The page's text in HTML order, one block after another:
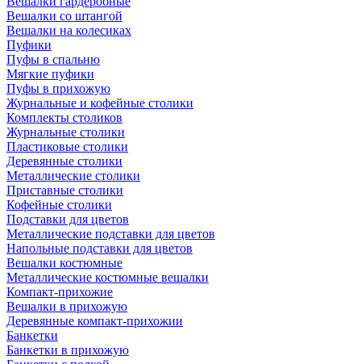
Вешалки со штангой
Вешалки на колесиках
Пуфики
Пуфы в спальню
Мягкие пуфики
Пуфы в прихожую
Журнальные и кофейные столики
Комплекты столиков
Журнальные столики
Пластиковые столики
Деревянные столики
Металлические столики
Приставные столики
Кофейные столики
Подставки для цветов
Металлические подставки для цветов
Напольные подставки для цветов
Вешалки костюмные
Металлические костюмные вешалки
Компакт-прихожие
Вешалки в прихожую
Деревянные компакт-прихожии
Банкетки
Банкетки в прихожую